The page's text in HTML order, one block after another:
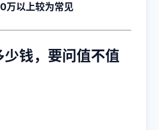
万以上较为常见
少钱，要问值不值